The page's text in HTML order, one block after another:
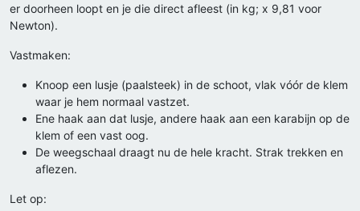
er doorheen loopt en je die direct afleest (in kg; x 9,81 voor
Newton).
Vastmaken:
Knoop een lusje (paalsteek) in de schoot, vlak vóór de klem
waar je hem normaal vastzet.
Ene haak aan dat lusje, andere haak aan een karabijn op de
klem of een vast oog.
De weegschaal draagt nu de hele kracht. Strak trekken en
aflezen.
Let op: